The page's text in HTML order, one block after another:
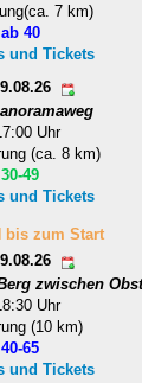
7 km)
ab 40
und Tickets
Uhr
(ca. 8 km)
30-49
und Tickets
bis zum Start
zwischen
Uhr
(10 km)
40-65
und Tickets